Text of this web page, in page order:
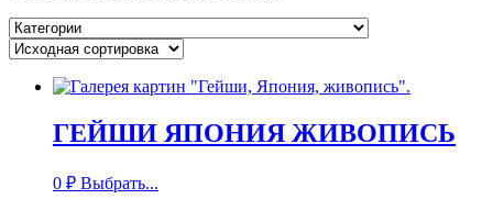
ГЕЙШИ ЯПОНИЯ ЖИВОПИСЬ
0 ₽ Выбрать...